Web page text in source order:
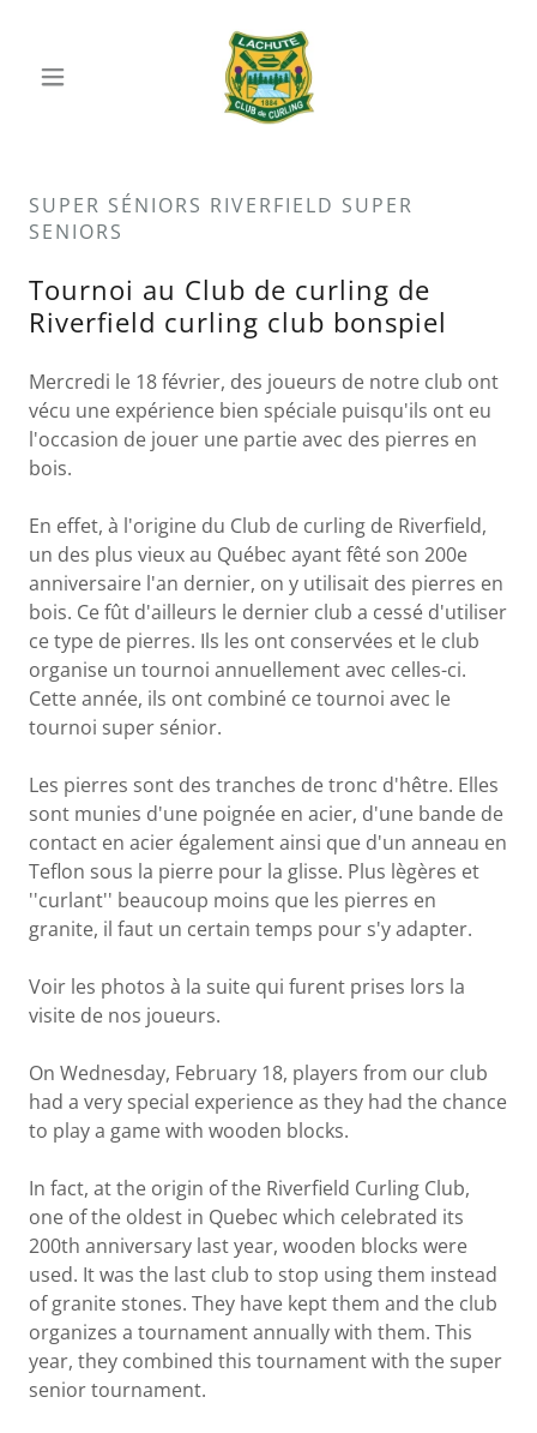
SUPER SÉNIORS RIVERFIELD SUPER
SENIORS
Tournoi au Club de curling de
Riverfield curling club bonspiel
Mercredi le 18 février, des joueurs de notre club ont
vécu une expérience bien spéciale puisqu'ils ont eu
l'occasion de jouer une partie avec des pierres en
bois.
En effet, à l'origine du Club de curling de Riverfield,
un des plus vieux au Québec ayant fêté son 200e
anniversaire l'an dernier, on y utilisait des pierres en
bois. Ce fût d'ailleurs le dernier club a cessé d'utiliser
ce type de pierres. Ils les ont conservées et le club
organise un tournoi annuellement avec celles-ci.
Cette année, ils ont combiné ce tournoi avec le
tournoi super sénior.
Les pierres sont des tranches de tronc d'hêtre. Elles
sont munies d'une poignée en acier, d'une bande de
contact en acier également ainsi que d'un anneau en
Teflon sous la pierre pour la glisse. Plus lègères et
''curlant'' beaucoup moins que les pierres en
granite, il faut un certain temps pour s'y adapter.
Voir les photos à la suite qui furent prises lors la
visite de nos joueurs.
On Wednesday, February 18, players from our club
had a very special experience as they had the chance
to play a game with wooden blocks.
In fact, at the origin of the Riverfield Curling Club,
one of the oldest in Quebec which celebrated its
200th anniversary last year, wooden blocks were
used. It was the last club to stop using them instead
of granite stones. They have kept them and the club
organizes a tournament annually with them. This
year, they combined this tournament with the super
senior tournament.